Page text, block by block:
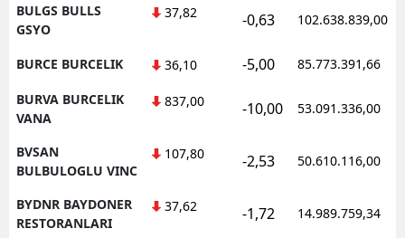
BULGS BULLS
GSYO
37,82 -0,63 102.638.839,00
BURCE BURCELIK 36,10 -5,00 85.773.391,66
BURVA BURCELIK
VANA
837,00 -10,00 53.091.336,00
BVSAN
BULBULOGLU VINC
107,80 -2,53 50.610.116,00
BYDNR BAYDONER
RESTORANLARI
37,62 -1,72 14.989.759,34